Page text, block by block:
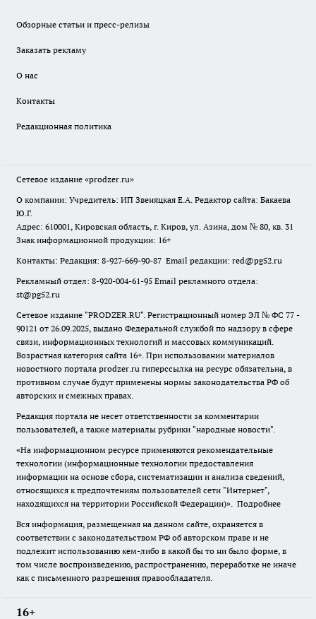
Обзорные статьи и пресс-релизы
Заказать рекламу
О нас
Контакты
Редакционная политика
Сетевое издание «prodzer.ru»
О компании: Учредитель: ИП Звеняцкая Е.А. Редактор сайта: Бакаева
Ю.Г.
Адрес: 610001, Кировская область, г. Киров, ул. Азина, дом № 80, кв. 31
Знак информационной продукции: 16+
Контакты: Редакция: 8-927-669-90-87 Email редакции: red@pg52.ru
Рекламный отдел: 8-920-004-61-95 Email рекламного отдела:
st@pg52.ru
Сетевое издание "PRODZER.RU". Регистрационный номер ЭЛ № ФС 77 -
90121 от 26.09.2025, выдано Федеральной службой по надзору в сфере
связи, информационных технологий и массовых коммуникаций.
Возрастная категория сайта 16+. При использовании материалов
новостного портала prodzer.ru гиперссылка на ресурс обязательна, в
противном случае будут применены нормы законодательства РФ об
авторских и смежных правах.
Редакция портала не несет ответственности за комментарии
пользователей, а также материалы рубрики "народные новости".
«На информационном ресурсе применяются рекомендательные
технологии (информационные технологии предоставления
информации на основе сбора, систематизации и анализа сведений,
относящихся к предпочтениям пользователей сети "Интернет",
находящихся на территории Российской Федерации)». Подробнее
Вся информация, размещенная на данном сайте, охраняется в
соответствии с законодательством РФ об авторском праве и не
подлежит использованию кем-либо в какой бы то ни было форме, в
том числе воспроизведению, распространению, переработке не иначе
как с письменного разрешения правообладателя.
16+